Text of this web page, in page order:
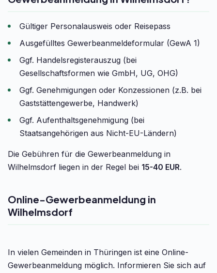
Gültiger Personalausweis oder Reisepass
Ausgefülltes Gewerbeanmeldeformular (GewA 1)
Ggf. Handelsregisterauszug (bei
Gesellschaftsformen wie GmbH, UG, OHG)
Ggf. Genehmigungen oder Konzessionen (z.B. bei
Gaststättengewerbe, Handwerk)
Ggf. Aufenthaltsgenehmigung (bei
Staatsangehörigen aus Nicht-EU-Ländern)
Die Gebühren für die Gewerbeanmeldung in
Wilhelmsdorf liegen in der Regel bei 15-40 EUR.
Online-Gewerbeanmeldung in
Wilhelmsdorf
In vielen Gemeinden in Thüringen ist eine Online-
Gewerbeanmeldung möglich. Informieren Sie sich auf